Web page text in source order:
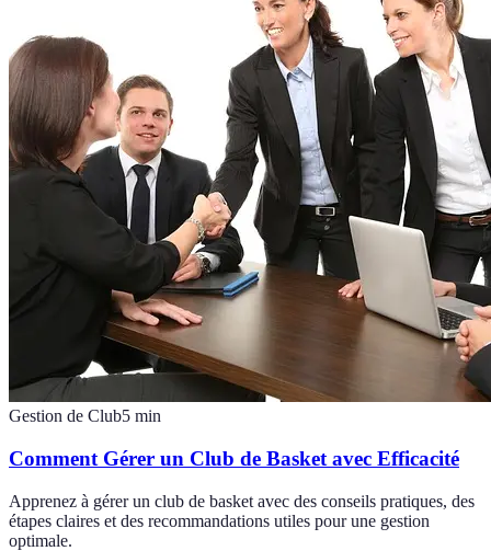
Gestion de Club5 min
Comment Gérer un Club de Basket avec Efficacité
Apprenez à gérer un club de basket avec des conseils pratiques, des
étapes claires et des recommandations utiles pour une gestion
optimale.